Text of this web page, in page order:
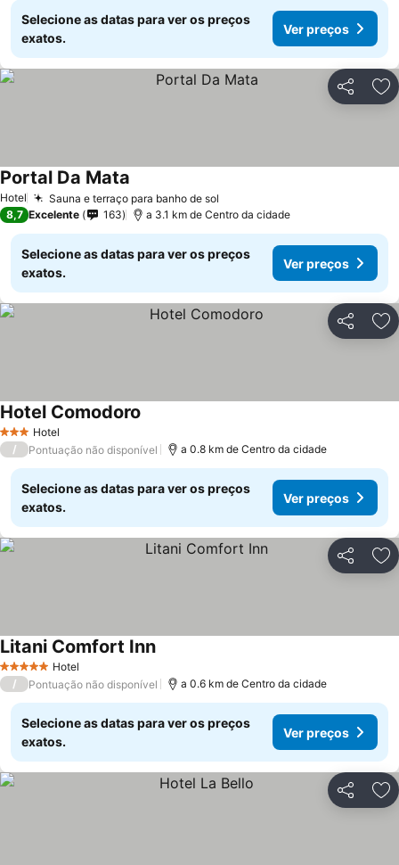
Selecione as datas para ver os preços
exatos.
Ver preços
Partilhar
Hotel Sauna e terraço para banho de sol
Portal Da Mata
8,7 Excelente 163 a 3.1 km de Centro da cidade
Selecione as datas para ver os preços
exatos.
Ver preços
Partilhar
3 EstrelasHotel
Hotel Comodoro
/ Pontuação não disponível a 0.8 km de Centro da cidade
Selecione as datas para ver os preços
exatos.
Ver preços
Partilhar
5 Estrelas Hotel
Litani Comfort Inn
/ Pontuação não disponível a 0.6 km de Centro da cidade
Selecione as datas para ver os preços
exatos.
Ver preços
Partilhar